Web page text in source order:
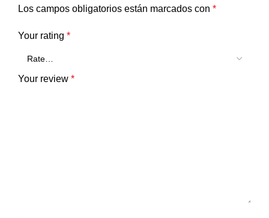
Los campos obligatorios están marcados con *
Your rating *
Your review *